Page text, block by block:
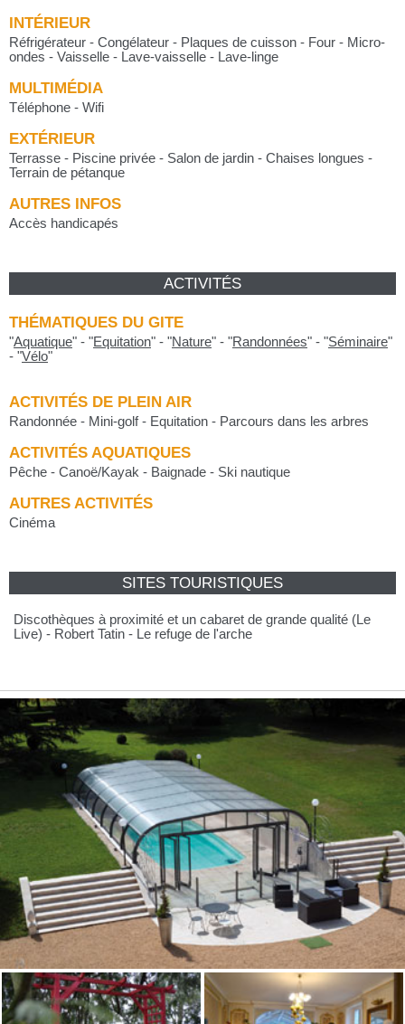
INTÉRIEUR
Réfrigérateur - Congélateur - Plaques de cuisson - Four - Micro-
ondes - Vaisselle - Lave-vaisselle - Lave-linge
MULTIMÉDIA
Téléphone - Wifi
EXTÉRIEUR
Terrasse - Piscine privée - Salon de jardin - Chaises longues -
Terrain de pétanque
AUTRES INFOS
Accès handicapés
ACTIVITÉS
THÉMATIQUES DU GITE
"Aquatique" - "Equitation" - "Nature" - "Randonnées" - "Séminaire"
- "Vélo"
ACTIVITÉS DE PLEIN AIR
Randonnée - Mini-golf - Equitation - Parcours dans les arbres
ACTIVITÉS AQUATIQUES
Pêche - Canoë/Kayak - Baignade - Ski nautique
AUTRES ACTIVITÉS
Cinéma
SITES TOURISTIQUES
Discothèques à proximité et un cabaret de grande qualité (Le
Live) - Robert Tatin - Le refuge de l'arche